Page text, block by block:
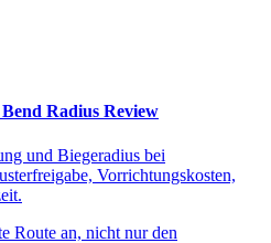
Radius Review
und Biegeradius bei
Vorrichtungskosten,
Route an, nicht nur den